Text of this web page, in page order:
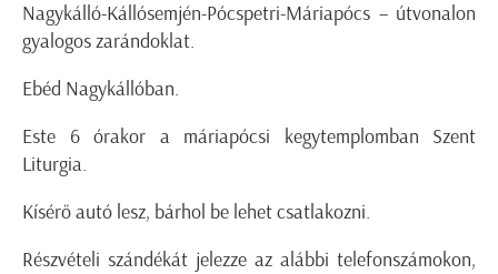
Nagykálló-Kállósemjén-Pócspetri-Máriapócs – útvonalon
gyalogos zarándoklat.
Ebéd Nagykállóban.
Este 6 órakor a máriapócsi kegytemplomban Szent
Liturgia.
Kísérő autó lesz, bárhol be lehet csatlakozni.
Részvételi szándékát jelezze az alábbi telefonszámokon,